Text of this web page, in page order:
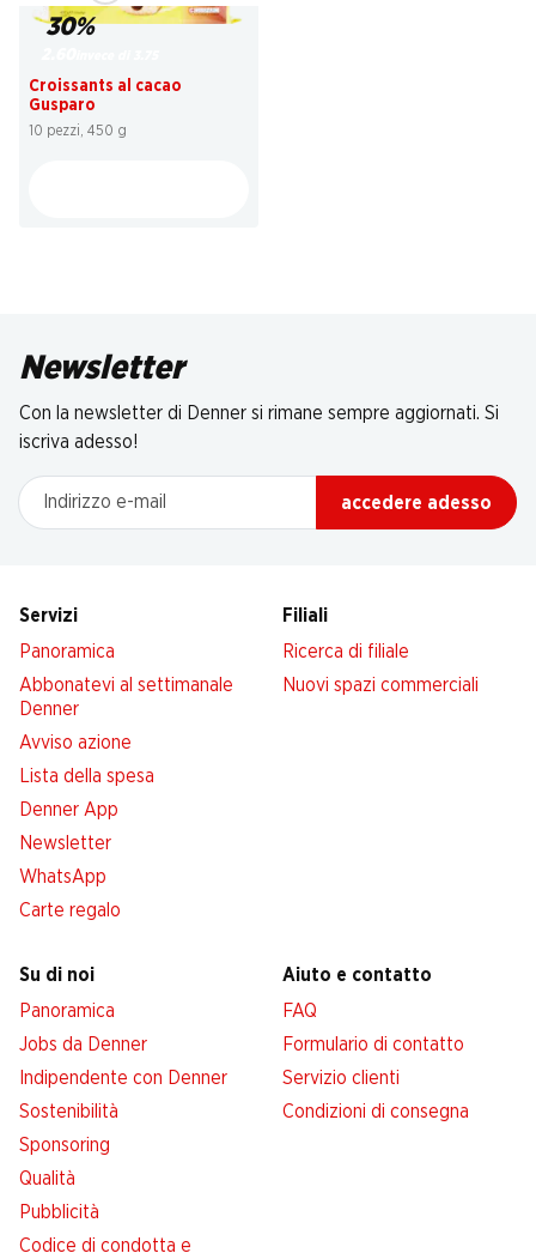
30%
Croissants al cacao
Gusparo
10 pezzi, 450 g
Newsletter
Con la newsletter di Denner si rimane sempre aggiornati. Si
iscriva adesso!
Indirizzo e-mail
accedere adesso
Servizi
Panoramica
Abbonatevi al settimanale
Denner
Avviso azione
Lista della spesa
Denner App
Newsletter
WhatsApp
Carte regalo
Filiali
Ricerca di filiale
Nuovi spazi commerciali
Su di noi
Panoramica
Jobs da Denner
Indipendente con Denner
Sostenibilità
Sponsoring
Qualità
Pubblicità
Codice di condotta e
Aiuto e contatto
FAQ
Formulario di contatto
Servizio clienti
Condizioni di consegna